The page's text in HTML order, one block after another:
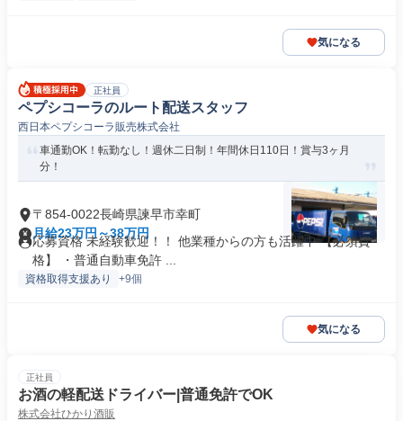
気になる
正社員
ペプシコーラのルート配送スタッフ
西日本ペプシコーラ販売株式会社
車通勤OK！転勤なし！週休二日制！年間休日110日！賞与3ヶ月
分！
〒854-0022長崎県諫早市幸町
月給23万円～38万円
応募資格 未経験歓迎！！ 他業種からの方も活躍中 【必須資
格】 ・普通自動車免許 ...
資格取得支援あり +9個
気になる
正社員
お酒の軽配送ドライバー|普通免許でOK
株式会社ひかり酒販